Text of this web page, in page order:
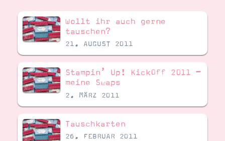
Hier Starten
Katalog
Bestellen
Wollt ihr auch gerne
tauschen?
21. AUGUST 2011
Stampin’ Up! KickOff 2011 –
meine Swaps
2. MÄRZ 2011
Tauschkarten
26. FEBRUAR 2011